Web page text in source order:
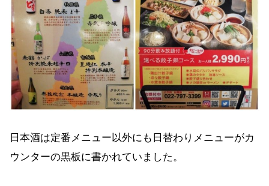
日本酒は定番メニュー以外にも日替わりメニューがカ
ウンターの黒板に書かれていました。